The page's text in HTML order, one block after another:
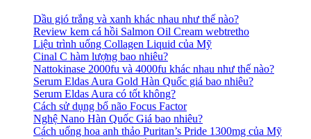
Dầu gió trắng và xanh khác nhau như thế nào?
Review kem cá hồi Salmon Oil Cream webtretho
Liệu trình uống Collagen Liquid của Mỹ
Cinal C hàm lượng bao nhiêu?
Nattokinase 2000fu và 4000fu khác nhau như thế nào?
Serum Eldas Aura Gold Hàn Quốc giá bao nhiêu?
Serum Eldas Aura có tốt không?
Cách sử dụng bổ não Focus Factor
Nghệ Nano Hàn Quốc Giá bao nhiêu?
Cách uống hoa anh thảo Puritan’s Pride 1300mg của Mỹ